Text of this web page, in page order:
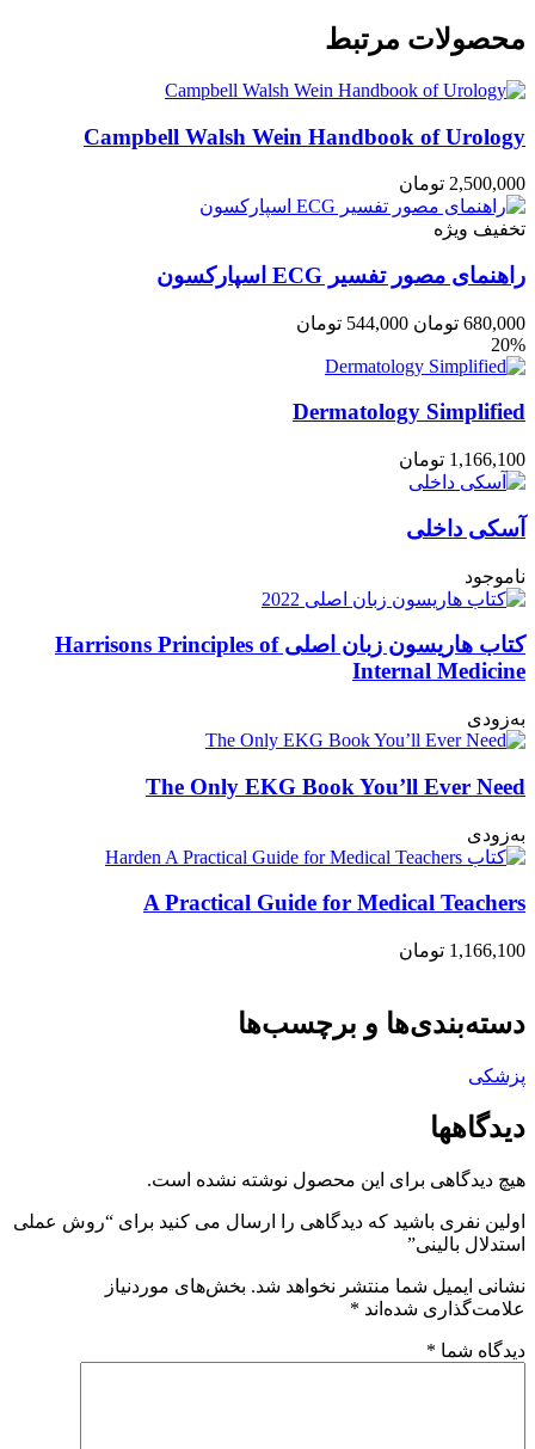
محصولات مرتبط
Campbell Walsh Wein Handbook of Urology
2,500,000 تومان
تخفیف ویژه
راهنمای مصور تفسير ECG اسپارکسون
680,000 تومان 544,000 تومان
20%
Dermatology Simplified
1,166,100 تومان
آسکی داخلی
ناموجود
کتاب هاریسون زبان اصلی Harrisons Principles of
Internal Medicine
به‌زودی
The Only EKG Book You’ll Ever Need
به‌زودی
A Practical Guide for Medical Teachers
1,166,100 تومان
دسته‌بندی‌ها و برچسب‌ها
پزشکی
دیدگاهها
هیچ دیدگاهی برای این محصول نوشته نشده است.
اولین نفری باشید که دیدگاهی را ارسال می کنید برای “روش عملی
استدلال بالینی”
نشانی ایمیل شما منتشر نخواهد شد. بخش‌های موردنیاز
علامت‌گذاری شده‌اند *
دیدگاه شما *